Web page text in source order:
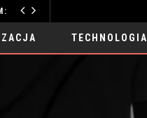
TECHNOLOGIA